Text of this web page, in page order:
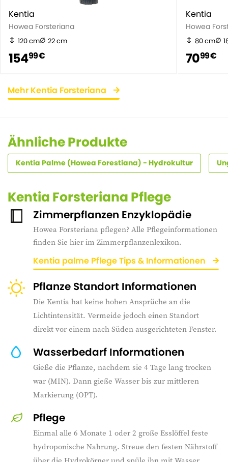
Kentia
Howea Forsteriana
120 cm 22 cm
15499 €
Kentia
Howea
80 cm
7099 €
Mehr Kentia Forsteriana
Ähnliche Produkte
Kentia Palme (Howea Forestiana) - Hydrokultur
Kentia Forsteriana Pflege
Zimmerpflanzen Enzyklopädie
Howea Forsteriana pflegen? Alle Pflegeinformationen
finden Sie hier im Zimmerpflanzenlexikon.
Kentia palme Pflege Tips & Informationen
Pflanze Standort Informationen
Die Kentia hat keine hohen Ansprüche an die
Lichtintensität. Vermeide jedoch einen Standort
direkt vor einem nach Süden ausgerichteten Fenster.
Wasserbedarf Informationen
Gieße die Pflanze, nachdem sie 4 Tage lang trocken
war (MIN). Dann gieße Wasser bis zur mittleren
Markierung (OPT).
Pflege
Einmal alle 6 Monate 1 oder 2 große Esslöffel feste
hydroponische Nahrung. Streue den festen Nährstoff